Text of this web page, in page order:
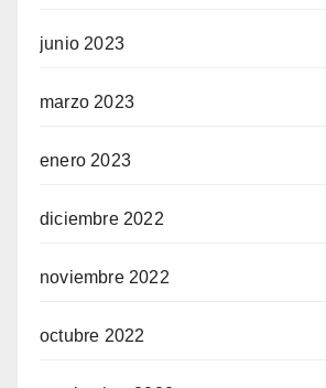
junio 2023
marzo 2023
enero 2023
diciembre 2022
noviembre 2022
octubre 2022